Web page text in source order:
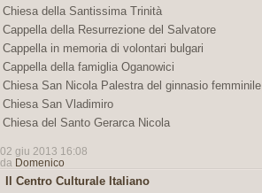
Chiesa della Santissima Trinità
Cappella della Resurrezione del Salvatore
Cappella in memoria di volontari bulgari
Cappella della famiglia Oganowici
Chiesa San Nicola Palestra del ginnasio femminile
Chiesa San Vladimiro
Chiesa del Santo Gerarca Nicola
02 giu 2013 16:08
da Domenico
Il Centro Culturale Italiano